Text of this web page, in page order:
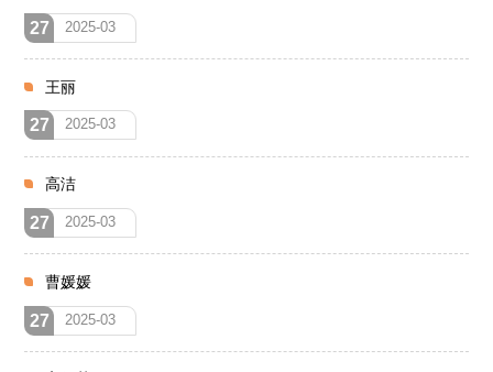
27 2025-03
王丽
27 2025-03
高洁
27 2025-03
曹媛媛
27 2025-03